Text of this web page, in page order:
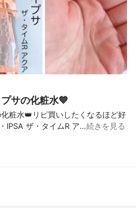
サの化粧水💙
粧水👑リピ買いしたくなるほど好
・IPSA ザ・タイムR ア…続きを見る